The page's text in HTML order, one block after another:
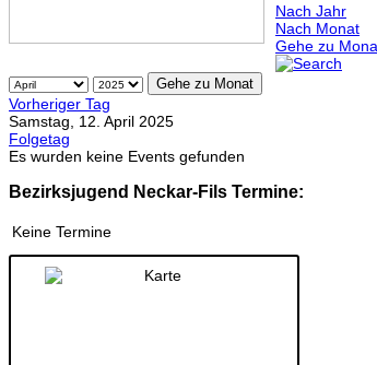
Nach Jahr
Nach Monat
Gehe zu
Gehe zu Monat
Vorheriger Tag
Samstag, 12. April 2025
Folgetag
Es wurden keine Events gefunden
Bezirksjugend Neckar-Fils Termine:
Keine Termine